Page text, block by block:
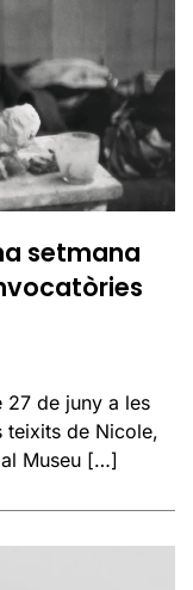
setmana
27 de juny a les
teixits de Nicole,
Museu […]